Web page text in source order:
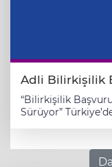
Adli Bilirkişilik
“Bilirkişilik
Sürüyor” Türkiye’de bilirkişilik başvuru ve eğitim
TÜRMOB’un
kayıtlarla, yargı